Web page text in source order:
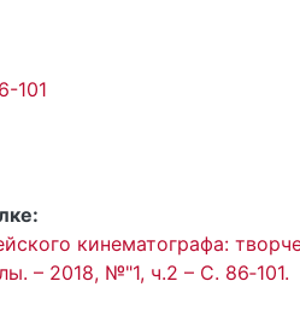
101
кинематографа:
– 2018, №"1, ч.2 – С. 86‐101.